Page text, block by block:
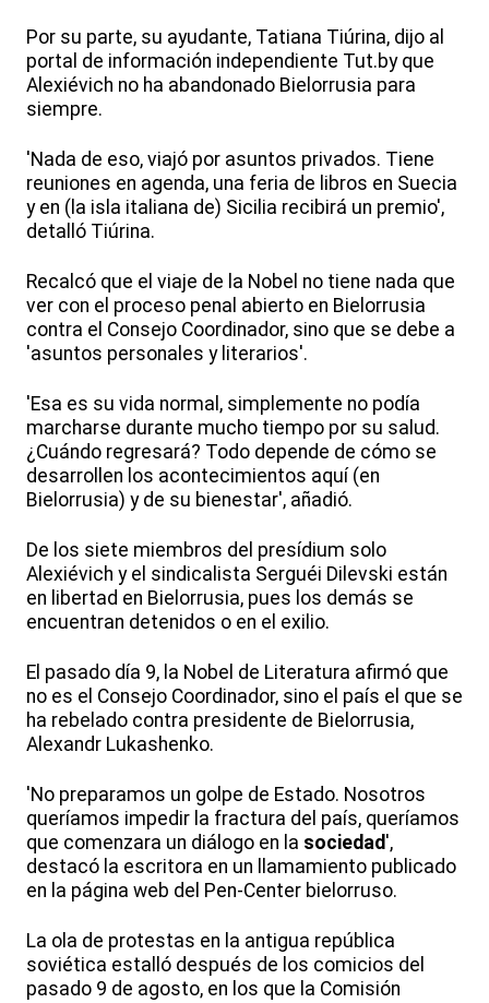
Por su parte, su ayudante, Tatiana Tiúrina, dijo al
portal de información independiente Tut.by que
Alexiévich no ha abandonado Bielorrusia para
siempre.
'Nada de eso, viajó por asuntos privados. Tiene
reuniones en agenda, una feria de libros en Suecia
y en (la isla italiana de) Sicilia recibirá un premio',
detalló Tiúrina.
Recalcó que el viaje de la Nobel no tiene nada que
ver con el proceso penal abierto en Bielorrusia
contra el Consejo Coordinador, sino que se debe a
'asuntos personales y literarios'.
'Esa es su vida normal, simplemente no podía
marcharse durante mucho tiempo por su salud.
¿Cuándo regresará? Todo depende de cómo se
desarrollen los acontecimientos aquí (en
Bielorrusia) y de su bienestar', añadió.
De los siete miembros del presídium solo
Alexiévich y el sindicalista Serguéi Dilevski están
en libertad en Bielorrusia, pues los demás se
encuentran detenidos o en el exilio.
El pasado día 9, la Nobel de Literatura afirmó que
no es el Consejo Coordinador, sino el país el que se
ha rebelado contra presidente de Bielorrusia,
Alexandr Lukashenko.
'No preparamos un golpe de Estado. Nosotros
queríamos impedir la fractura del país, queríamos
que comenzara un diálogo en la sociedad',
destacó la escritora en un llamamiento publicado
en la página web del Pen-Center bielorruso.
La ola de protestas en la antigua república
soviética estalló después de los comicios del
pasado 9 de agosto, en los que la Comisión